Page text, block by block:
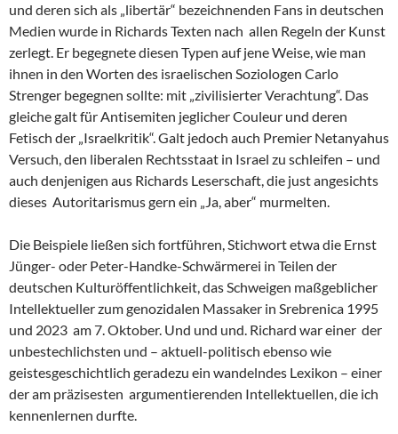
und deren sich als „libertär“ bezeichnenden Fans in deutschen
Medien wurde in Richards Texten nach allen Regeln der Kunst
zerlegt. Er begegnete diesen Typen auf jene Weise, wie man
ihnen in den Worten des israelischen Soziologen Carlo
Strenger begegnen sollte: mit „zivilisierter Verachtung“. Das
gleiche galt für Antisemiten jeglicher Couleur und deren
Fetisch der „Israelkritik“. Galt jedoch auch Premier Netanyahus
Versuch, den liberalen Rechtsstaat in Israel zu schleifen – und
auch denjenigen aus Richards Leserschaft, die just angesichts
dieses Autoritarismus gern ein „Ja, aber“ murmelten.
Die Beispiele ließen sich fortführen, Stichwort etwa die Ernst
Jünger- oder Peter-Handke-Schwärmerei in Teilen der
deutschen Kulturöffentlichkeit, das Schweigen maßgeblicher
Intellektueller zum genozidalen Massaker in Srebrenica 1995
und 2023 am 7. Oktober. Und und und. Richard war einer der
unbestechlichsten und – aktuell-politisch ebenso wie
geistesgeschichtlich geradezu ein wandelndes Lexikon – einer
der am präzisesten argumentierenden Intellektuellen, die ich
kennenlernen durfte.